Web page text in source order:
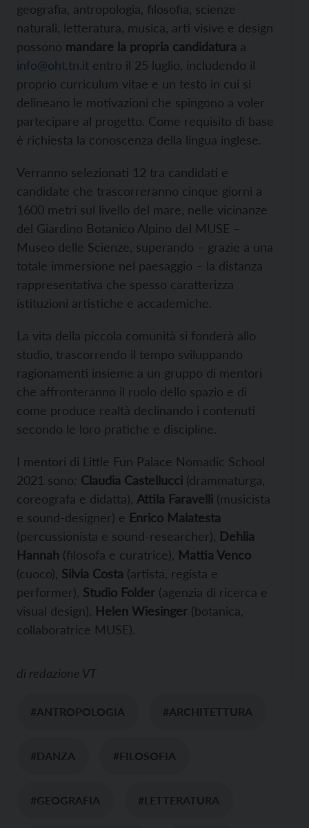
geografia, antropologia, filosofia, scienze
naturali, letteratura, musica, arti visive e design
possono mandare la propria candidatura a
info@oht.tn.it entro il 25 luglio, includendo il
proprio curriculum vitae e un testo in cui si
delineano le motivazioni che spingono a voler
partecipare al progetto. Come requisito di base
è richiesta la conoscenza della lingua inglese.
Verranno selezionati 12 tra candidati e
candidate che trascorreranno cinque giorni a
1600 metri sul livello del mare, nelle vicinanze
del Giardino Botanico Alpino del MUSE –
Museo delle Scienze, superando – grazie a una
totale immersione nel paesaggio – la distanza
rappresentativa che spesso caratterizza
istituzioni artistiche e accademiche.
La vita della piccola comunità si fonderà allo
studio, trascorrendo il tempo sviluppando
ragionamenti insieme a un gruppo di mentori
che affronteranno il ruolo dello spazio e di
come produce realtà declinando i contenuti
secondo le loro pratiche e discipline.
I mentori di Little Fun Palace Nomadic School
2021 sono: Claudia Castellucci (drammaturga,
coreografa e didatta), Attila Faravelli (musicista
e sound-designer) e Enrico Malatesta
(percussionista e sound-researcher), Dehlia
Hannah (filosofa e curatrice), Mattia Venco
(cuoco), Silvia Costa (artista, regista e
performer), Studio Folder (agenzia di ricerca e
visual design), Helen Wiesinger (botanica,
collaboratrice MUSE).
di redazione VT
#ANTROPOLOGIA #ARCHITETTURA
#DANZA #FILOSOFIA
#GEOGRAFIA #LETTERATURA